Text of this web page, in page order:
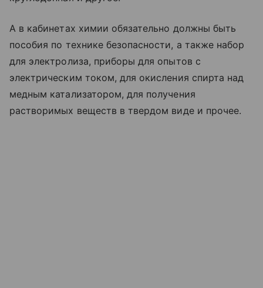
А в кабинетах химии обязательно должны быть
пособия по технике безопасности, а также набор
для электролиза, приборы для опытов с
электрическим током, для окисления спирта над
медным катализатором, для получения
растворимых веществ в твердом виде и прочее.